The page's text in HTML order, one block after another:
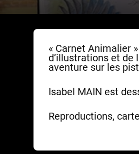
« Carnet Animalier
d’illustrations et de
aventure sur les
Isabel MAIN est
Reproductions,